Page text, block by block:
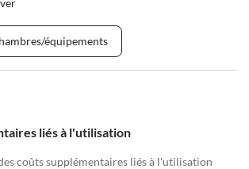
équipements
liés à l'utilisation
coûts supplémentaires liés à l'utilisation